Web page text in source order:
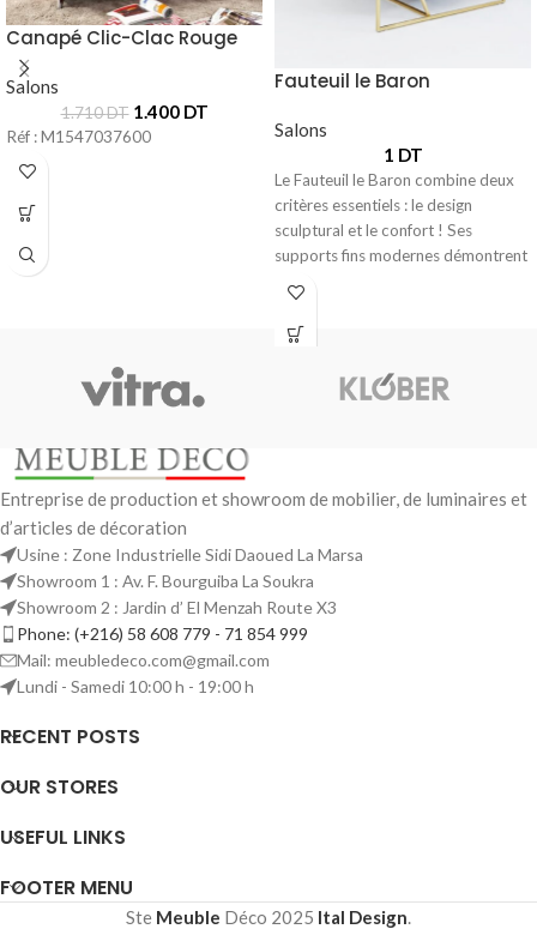
Canapé Clic-Clac Rouge
Salons
1.710DT 1.400 DT
Réf : M1547037600
Fauteuil le Baron
Salons
1 DT
Le Fauteuil le Baron combine deux
critères essentiels : le design
sculptural et le confort ! Ses
supports fins modernes démontrent
un
Entreprise de production et showroom de mobilier, de luminaires et
d’articles de décoration
Usine : Zone Industrielle Sidi Daoued La Marsa
Showroom 1 : Av. F. Bourguiba La Soukra
Showroom 2 : Jardin d’ El Menzah Route X3
Phone: (+216) 58 608 779 - 71 854 999
Mail: meubledeco.com@gmail.com
Lundi - Samedi 10:00 h - 19:00 h
RECENT POSTS
OUR STORES
USEFUL LINKS
FOOTER MENU
Ste Meuble Déco 2025 Ital Design.